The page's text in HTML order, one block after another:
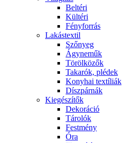
Beltéri
Kültéri
Fényforrás
Lakástextil
Szőnyeg
Ágyneműk
Törölközők
Takarók, plédek
Konyhai textíliák
Díszpárnák
Kiegészítők
Dekoráció
Tárolók
Festmény
Óra